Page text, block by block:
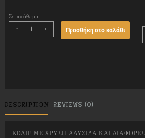
Σε απόθεμα
-
ARKTOS
quantity
+ Προσθήκη στο καλάθι
DESCRIPTION REVIEWS (0)
ΚΟΛΙΕ ΜΕ ΧΡΥΣΗ ΑΛΥΣΙΔΑ ΚΑΙ